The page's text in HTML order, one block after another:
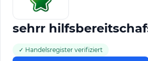
sehrr
✓ Handelsregister verifiziert